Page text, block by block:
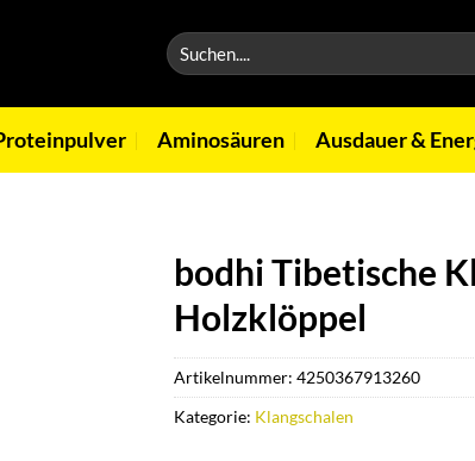
Suchen
nach:
Aminosäuren Ausdauer &
bodhi Tibetische
Holzklöppel
Artikelnummer: 4250367913260
Kategorie: Klangschalen